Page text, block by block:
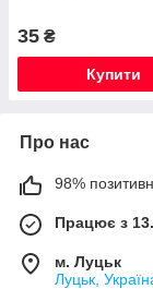
35 ₴
Купити
Про нас
98%
Працює з
м. Луцьк
Луцьк,